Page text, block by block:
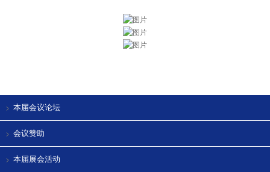
本届会议论坛
会议赞助
本届展会活动